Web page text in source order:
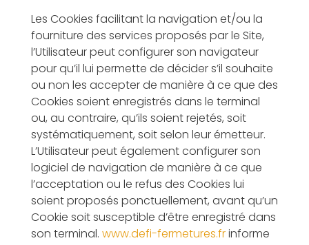
Les Cookies facilitant la navigation et/ou la
fourniture des services proposés par le Site,
l’Utilisateur peut configurer son navigateur
pour qu’il lui permette de décider s’il souhaite
ou non les accepter de manière à ce que des
Cookies soient enregistrés dans le terminal
ou, au contraire, qu’ils soient rejetés, soit
systématiquement, soit selon leur émetteur.
L’Utilisateur peut également configurer son
logiciel de navigation de manière à ce que
l’acceptation ou le refus des Cookies lui
soient proposés ponctuellement, avant qu’un
Cookie soit susceptible d’être enregistré dans
son terminal. www.defi-fermetures.frinforme